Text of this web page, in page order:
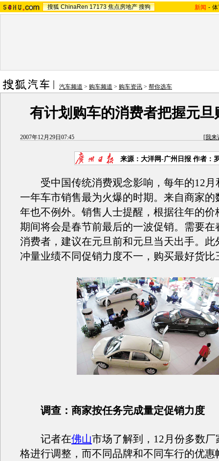
搜狐 ChinaRen 17173 焦点房地产 搜狗 新闻 -
汽车频道 > 购车频道 > 购车资讯 > 帮你选车
有计划购车的消费者把握元旦
2007年12月29日07:45 [我来
来源：大洋网-广州日报 作者：
受中国传统消费观念影响，每年的12月
一年车市销售最为火爆的时期。来自商家的
年也不例外。销售人士提醒，根据往年的价
期间将会是春节前最后的一波促销。需要在
消费者，建议在元旦前和元旦当天出手。此
冲量业绩不同促销力度不一，购买最好货比
调查： 商家按任务完成量定促销力度
记者在佛山市场了解到，12月份多数
格进行调整，而不同品牌和不同车行的优惠